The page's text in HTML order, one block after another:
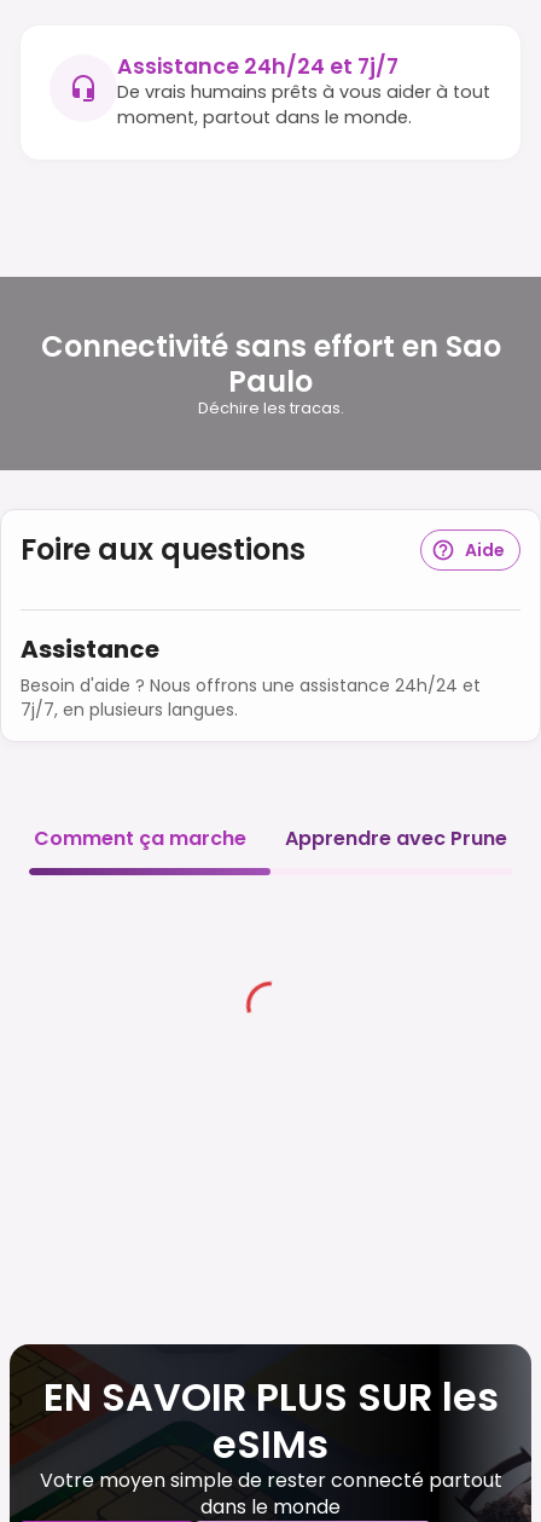
Assistance 24h/24 et 7j/7
De vrais humains prêts à vous aider à tout
moment, partout dans le monde.
Connectivité sans effort en Sao
Paulo
Déchire les tracas.
Foire aux questions Aide
Assistance
Besoin d'aide ? Nous offrons une assistance 24h/24 et
7j/7, en plusieurs langues.
Comment ça marche Apprendre avec Prune
EN SAVOIR PLUS SUR les
eSIMs
Votre moyen simple de rester connecté partout
dans le monde